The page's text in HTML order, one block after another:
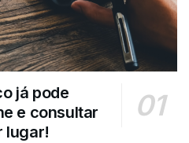
já pode
e consultar
lugar!